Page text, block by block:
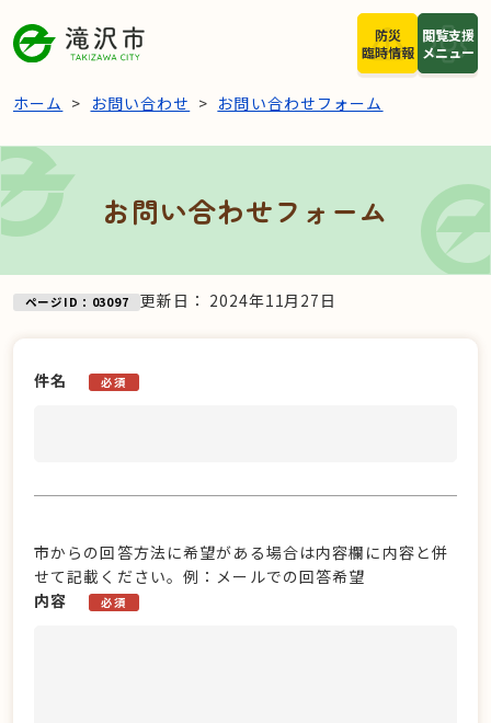
閲覧支援
メニュー
防災
臨時情報
ホーム お問い合わせ お問い合わせフォーム
お問い合わせフォーム
ページID：03097 更新日： 2024年11月27日
件名 必須
市からの回答方法に希望がある場合は内容欄に内容と併
せて記載ください。例：メールでの回答希望
内容
必須